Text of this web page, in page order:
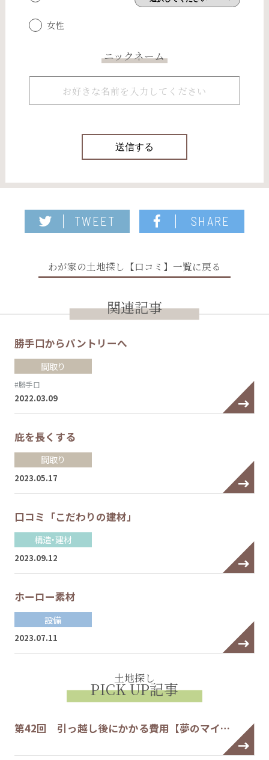
女性
ニックネーム
TWEET SHARE
わが家の土地探し【口コミ】一覧に戻る
関連記事
勝手口からパントリーへ
間取り
#勝手口
2022.03.09
庇を長くする
間取り
2023.05.17
口コミ「こだわりの建材」
構造・建材
2023.09.12
ホーロー素材
設備
2023.07.11
土地探し
PICK UP記事
第42回 引っ越し後にかかる費用【夢のマイ…